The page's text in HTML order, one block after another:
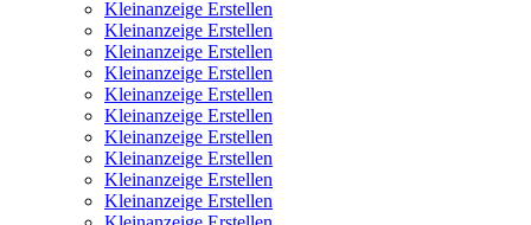
Kleinanzeige Erstellen
Kleinanzeige Erstellen
Kleinanzeige Erstellen
Kleinanzeige Erstellen
Kleinanzeige Erstellen
Kleinanzeige Erstellen
Kleinanzeige Erstellen
Kleinanzeige Erstellen
Kleinanzeige Erstellen
Kleinanzeige Erstellen